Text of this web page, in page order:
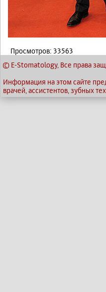
Просмотров: 33563
© E-Stomatology, Все права
Информация на этом сайте
врачей, ассистентов, зубных